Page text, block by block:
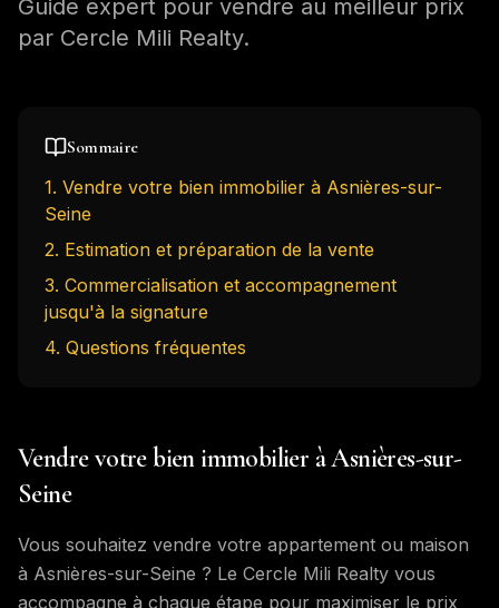
Guide expert pour vendre au meilleur prix
par Cercle Mili Realty.
Sommaire
1. Vendre votre bien immobilier à Asnières-sur-
Seine
2. Estimation et préparation de la vente
3. Commercialisation et accompagnement
jusqu'à la signature
4. Questions fréquentes
Vendre votre bien immobilier à Asnières-sur-
Seine
Vous souhaitez vendre votre appartement ou maison
à Asnières-sur-Seine ? Le Cercle Mili Realty vous
accompagne à chaque étape pour maximiser le prix